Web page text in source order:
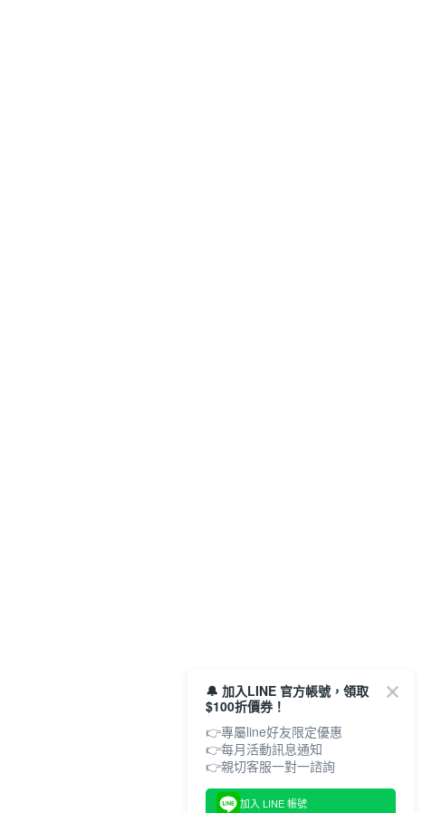
🔔 加入LINE 官方帳號，領取
$100折價券！
👉專屬line好友限定優惠
👉每月活動訊息通知
加入 LINE 帳號